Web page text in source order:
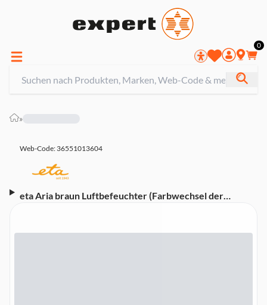
0
»
Web-Code: 36551013604
eta Aria braun Luftbefeuchter (Farbwechsel der